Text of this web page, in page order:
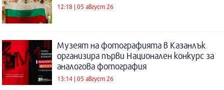
12:18 | 05 август 26
Музеят на фотографията в Казанлък
организира първи Национален конкурс за
аналогова фотография
13:14 | 05 август 26